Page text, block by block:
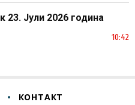
23. Јули 2026 година
10:42
КОНТАКТ